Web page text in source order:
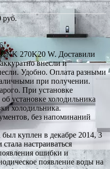
руб.
270K20 W. Доставили
внесли и
Удобно. Оплата разными
при получении.
При установке
установке холодильника
холодильника.
без напоминаний
куплен в декабре 2014, 3
настраиваться
ошибки и
появление воды на